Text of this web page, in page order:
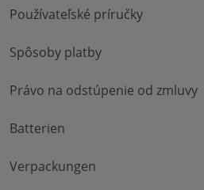
Používateľské príručky
Spôsoby platby
Právo na odstúpenie od zmluvy
Batterien
Verpackungen